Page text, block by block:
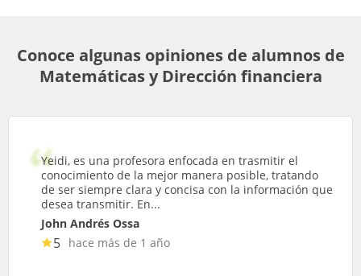
Conoce algunas opiniones de alumnos de
Matemáticas y Dirección financiera
Yeidi, es una profesora enfocada en trasmitir el
conocimiento de la mejor manera posible, tratando
de ser siempre clara y concisa con la información que
desea transmitir. En...
John Andrés Ossa
5 hace más de 1 año